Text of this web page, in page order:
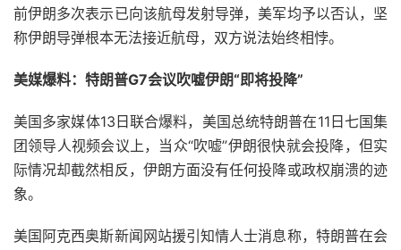
前伊朗多次表示已向该航母发射导弹，美军均予以否认，坚
称伊朗导弹根本无法接近航母，双方说法始终相悖。
美媒爆料：特朗普G7会议吹嘘伊朗“即将投降”
美国多家媒体13日联合爆料，美国总统特朗普在11日七国集
团领导人视频会议上，当众“吹嘘”伊朗很快就会投降，但实
际情况却截然相反，伊朗方面没有任何投降或政权崩溃的迹
象。
美国阿克西奥斯新闻网站援引知情人士消息称，特朗普在会